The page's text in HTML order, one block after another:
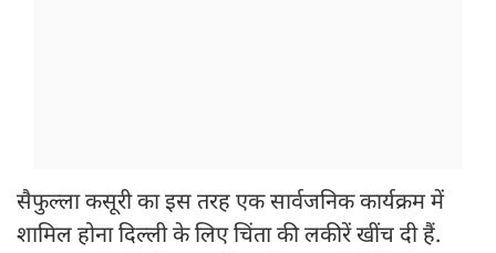
सैफुल्ला कसूरी का इस तरह एक सार्वजनिक कार्यक्रम में
शामिल होना दिल्ली के लिए चिंता की लकीरें खींच दी हैं.